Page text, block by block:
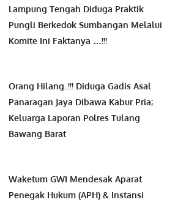
Lampung Tengah Diduga Praktik
Pungli Berkedok Sumbangan Melalui
Komite Ini Faktanya …!!!
Orang Hilang..!!! Diduga Gadis Asal
Panaragan Jaya Dibawa Kabur Pria;
Keluarga Laporan Polres Tulang
Bawang Barat
Waketum GWI Mendesak Aparat
Penegak Hukum (APH) & Instansi